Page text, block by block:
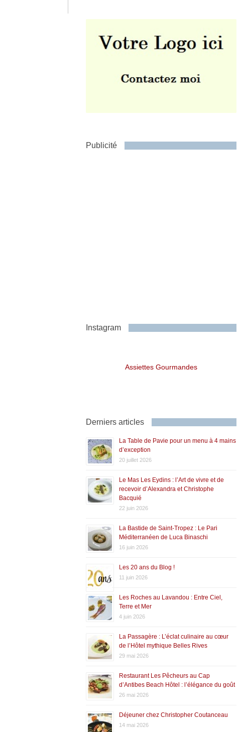
Publicité
Instagram
Assiettes Gourmandes
Derniers articles
La Table de Pavie pour un menu à 4 mains
d’exception
20 juillet 2026
Le Mas Les Eydins : l’Art de vivre et de
recevoir d’Alexandra et Christophe
Bacquié
22 juin 2026
La Bastide de Saint-Tropez : Le Pari
Méditerranéen de Luca Binaschi
16 juin 2026
Les 20 ans du Blog !
11 juin 2026
Les Roches au Lavandou : Entre Ciel,
Terre et Mer
4 juin 2026
La Passagère : L’éclat culinaire au cœur
de l’Hôtel mythique Belles Rives
29 mai 2026
Restaurant Les Pêcheurs au Cap
d’Antibes Beach Hôtel : l’élégance du goût
26 mai 2026
Déjeuner chez Christopher Coutanceau
14 mai 2026